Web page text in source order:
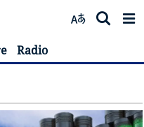
Radio